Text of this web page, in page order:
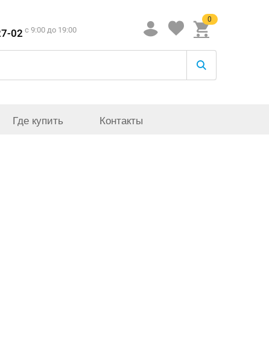
02 c 9:00 до 19:00
0
Где купить Контакты